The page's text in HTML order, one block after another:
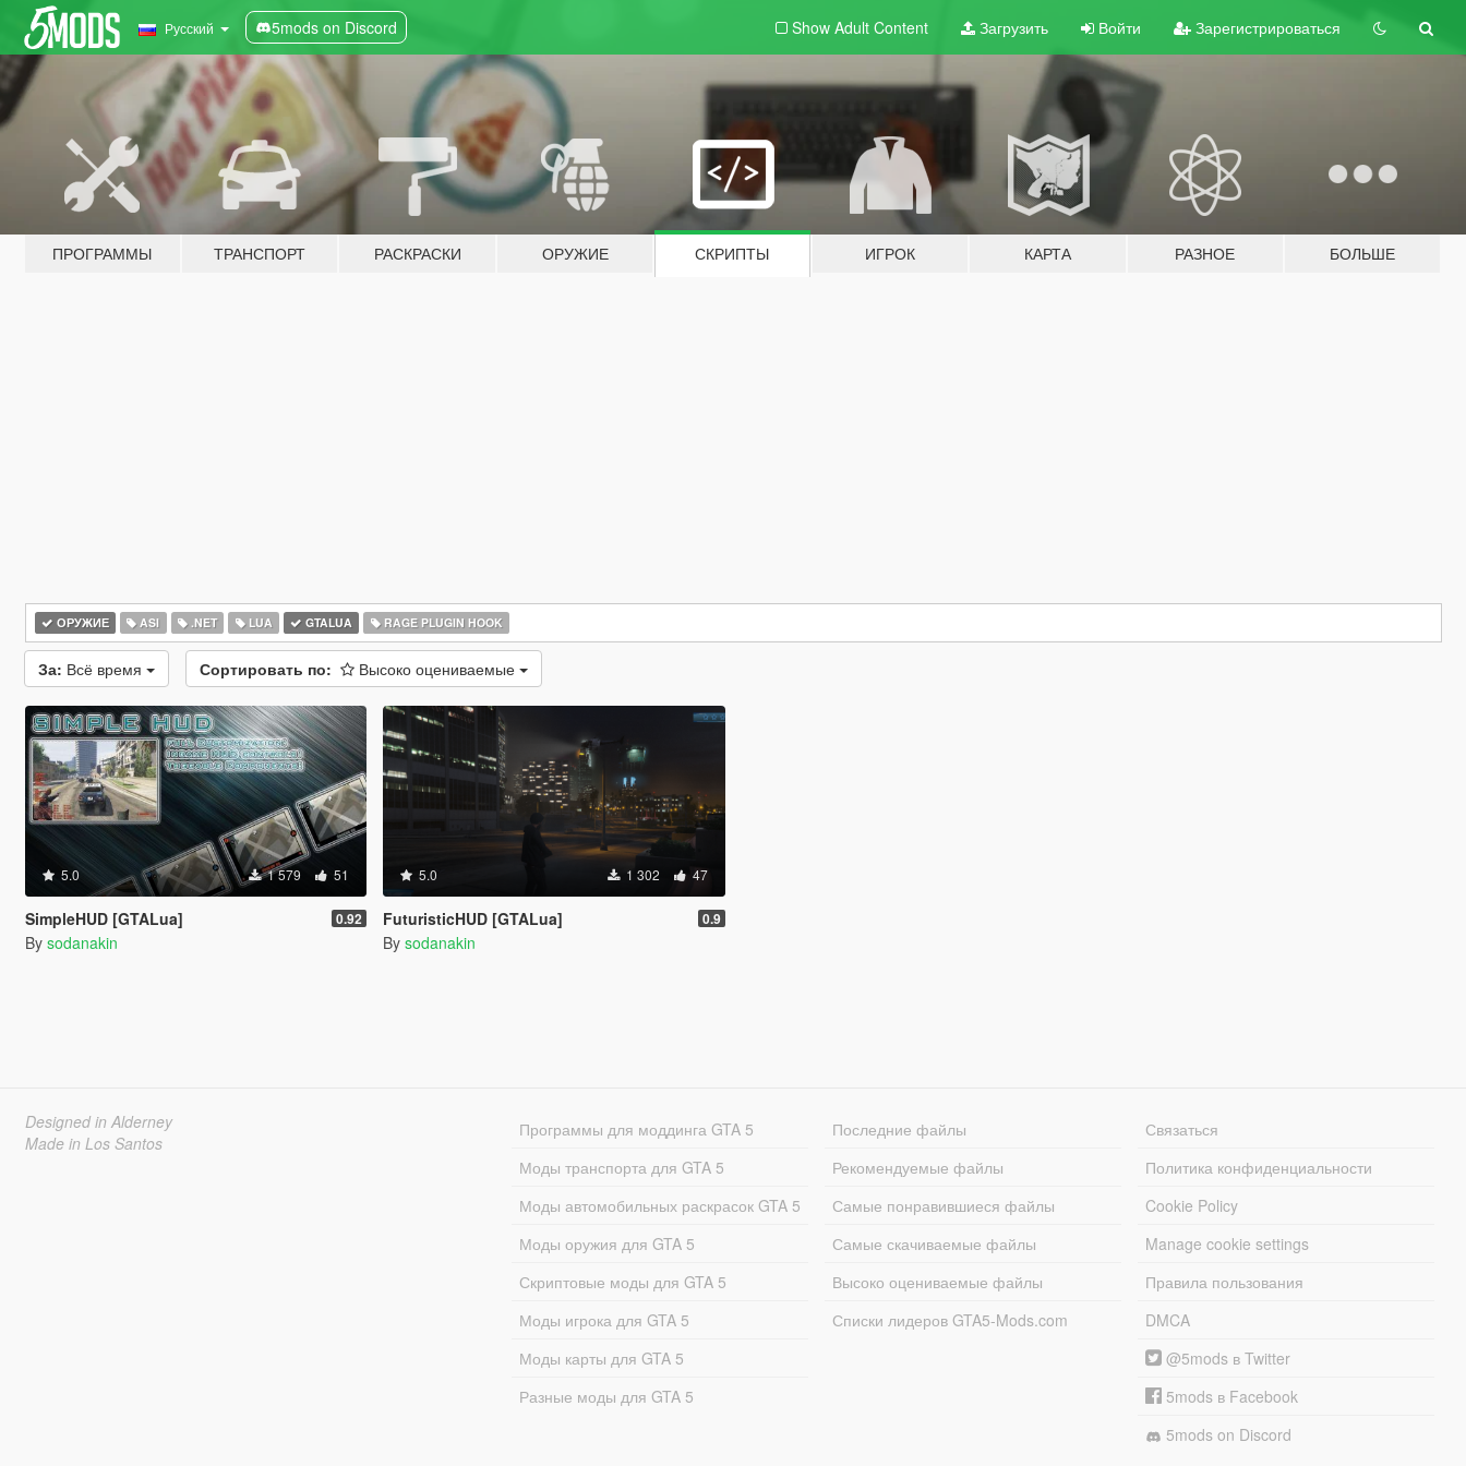
Русский 5mods on Discord Show Adult Content Загрузить Войти Зарегистрироваться
ПРОГРАММЫ ТРАНСПОРТ РАСКРАСКИ ОРУЖИЕ СКРИПТЫ ИГРОК КАРТА РАЗНОЕ БОЛЬШЕ
ОРУЖИЕ ASI .NET LUA GTALUA RAGE PLUGIN HOOK
За: Всё время Сортировать по: Высоко оцениваемые
5.0 1 579 51
SimpleHUD [GTALua] 0.92
By sodanakin
5.0 1 302 47
FuturisticHUD [GTALua] 0.9
By sodanakin
Designed in Alderney
Made in Los Santos
Программы для моддинга GTA 5
Моды транспорта для GTA 5
Моды автомобильных раскрасок GTA 5
Моды оружия для GTA 5
Скриптовые моды для GTA 5
Моды игрока для GTA 5
Моды карты для GTA 5
Разные моды для GTA 5
Последние файлы
Рекомендуемые файлы
Самые понравившиеся файлы
Самые скачиваемые файлы
Высоко оцениваемые файлы
Списки лидеров GTA5-Mods.com
Связаться
Политика конфиденциальности
Cookie Policy
Manage cookie settings
Правила пользования
DMCA
@5mods в Twitter
5mods в Facebook
5mods on Discord